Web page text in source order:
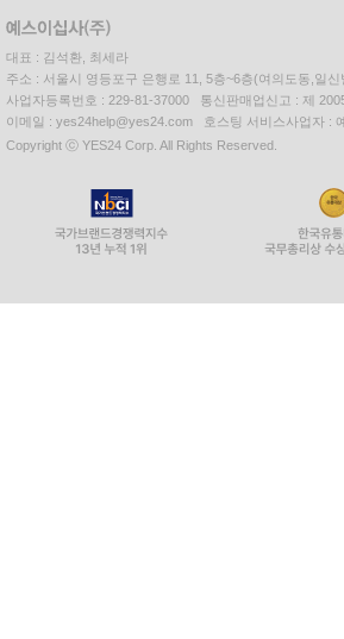
대표 : 김석환, 최세라
주소 : 서울시 영등포구 은행로 11, 5층~6층(여의도동,일신
사업자등록번호 : 229-81-37000 통신판매업신고 : 제
이메일 : yes24help@yes24.com 호스팅 서비스사업자 :
Copyright ⓒ YES24 Corp. All Rights Reserved.